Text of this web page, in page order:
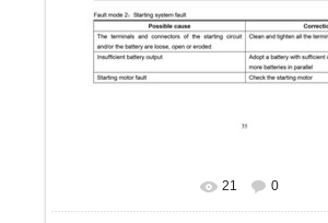
В реальном размере 1131x1600
21 0